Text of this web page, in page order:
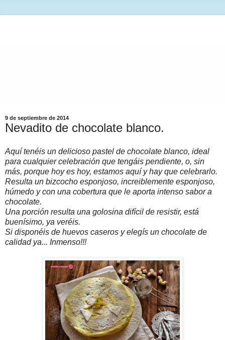
9 de septiembre de 2014
Nevadito de chocolate blanco.
Aquí tenéis un delicioso pastel de chocolate blanco, ideal
para cualquier celebración que tengáis pendiente, o, sin
más, porque hoy es hoy, estamos aquí y hay que celebrarlo.
Resulta un bizcocho esponjoso, increiblemente esponjoso,
húmedo y con una cobertura que le aporta intenso sabor a
chocolate.
Una porción resulta una golosina difícil de resistir, está
buenísimo, ya veréis.
Si disponéis de huevos caseros y elegís un chocolate de
calidad ya... Inmenso!!!